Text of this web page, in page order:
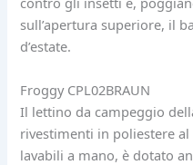
sull’apertura superiore, il
d’estate.
Froggy CPL02BRAUN
Il lettino da campeggio
rivestimenti in poliestere
lavabili a mano, è dotato